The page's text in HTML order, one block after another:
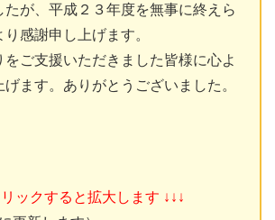
たが、平成２３年度を無事に終えら
感謝申し上げます。
をご支援いただきました皆様に心よ
げます。ありがとうございました。
リックすると拡大します ↓↓↓